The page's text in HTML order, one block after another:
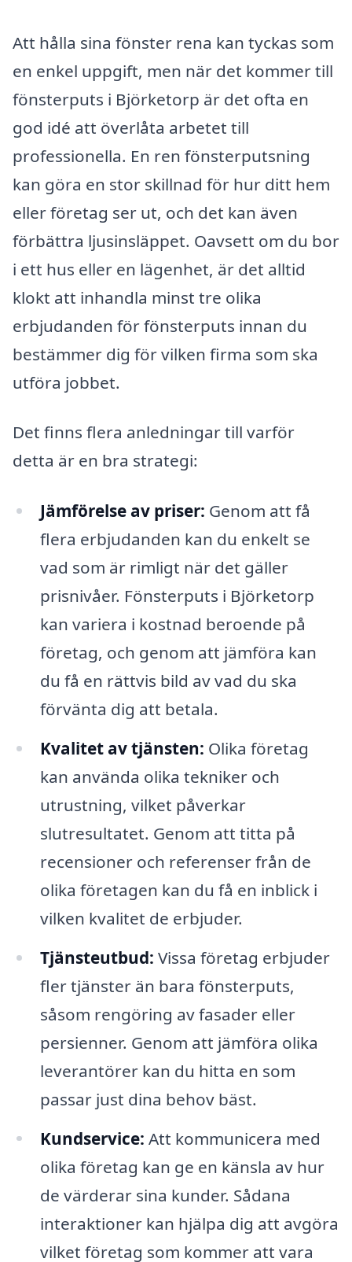
Att hålla sina fönster rena kan tyckas som
en enkel uppgift, men när det kommer till
fönsterputs i Björketorp är det ofta en
god idé att överlåta arbetet till
professionella. En ren fönsterputsning
kan göra en stor skillnad för hur ditt hem
eller företag ser ut, och det kan även
förbättra ljusinsläppet. Oavsett om du bor
i ett hus eller en lägenhet, är det alltid
klokt att inhandla minst tre olika
erbjudanden för fönsterputs innan du
bestämmer dig för vilken firma som ska
utföra jobbet.
Det finns flera anledningar till varför
detta är en bra strategi:
Jämförelse av priser: Genom att få
flera erbjudanden kan du enkelt se
vad som är rimligt när det gäller
prisnivåer. Fönsterputs i Björketorp
kan variera i kostnad beroende på
företag, och genom att jämföra kan
du få en rättvis bild av vad du ska
förvänta dig att betala.
Kvalitet av tjänsten: Olika företag
kan använda olika tekniker och
utrustning, vilket påverkar
slutresultatet. Genom att titta på
recensioner och referenser från de
olika företagen kan du få en inblick i
vilken kvalitet de erbjuder.
Tjänsteutbud: Vissa företag erbjuder
fler tjänster än bara fönsterputs,
såsom rengöring av fasader eller
persienner. Genom att jämföra olika
leverantörer kan du hitta en som
passar just dina behov bäst.
Kundservice: Att kommunicera med
olika företag kan ge en känsla av hur
de värderar sina kunder. Sådana
interaktioner kan hjälpa dig att avgöra
vilket företag som kommer att vara